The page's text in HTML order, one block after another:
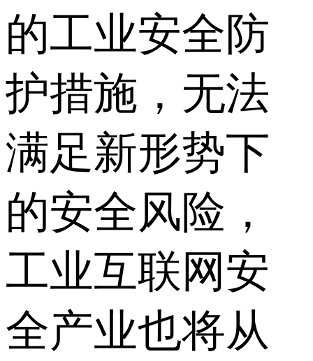
的工业安全防
护措施，无法
满足新形势下
的安全风险，
工业互联网安
全产业也将从